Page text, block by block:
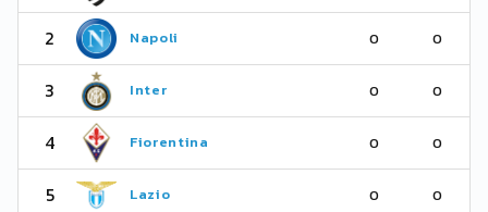
2 Napoli 0 0
3 Inter 0 0
4 Fiorentina 0 0
5 Lazio 0 0